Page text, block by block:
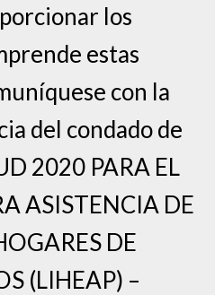
los
estas
con la
del condado de
2020 PARA EL
ASISTENCIA DE
DE
(LIHEAP) –